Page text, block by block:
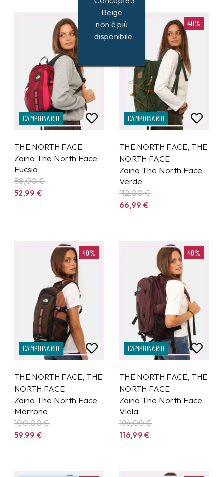
CAMPIONARIO
THE NORTH FACE
Zaino The North Face
Fucsia
88,00 €
52,99€
40%
CAMPIONARIO
THE NORTH FACE, THE
NORTH FACE
Zaino The North Face
Verde
112,00 €
66,99€
40%
CAMPIONARIO
THE NORTH FACE, THE
NORTH FACE
Zaino The North Face
Marrone
100,00 €
59,99€
40%
CAMPIONARIO
THE NORTH FACE, THE
NORTH FACE
Zaino The North Face
Viola
196,00 €
116,99€
Beige
non è più
disponibile